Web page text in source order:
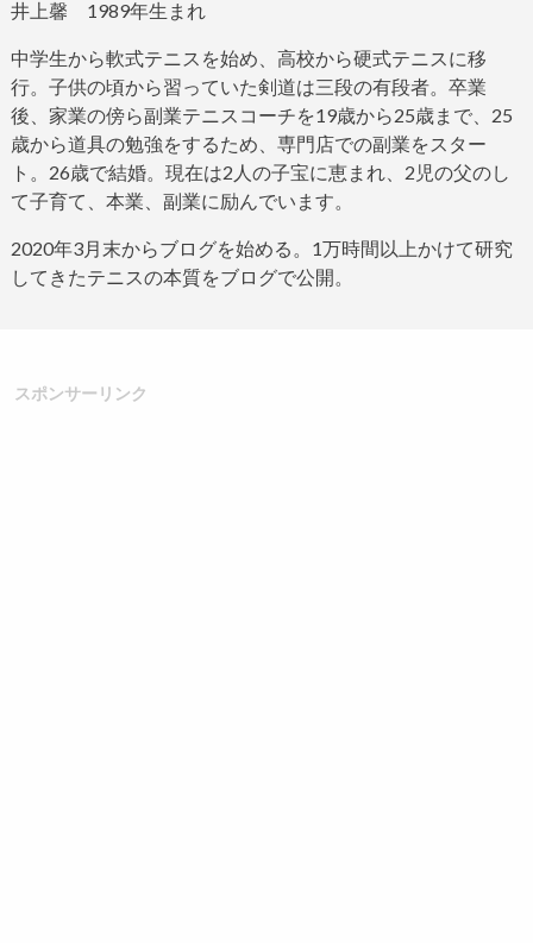
井上馨 1989年生まれ
中学生から軟式テニスを始め、高校から硬式テニスに移
行。子供の頃から習っていた剣道は三段の有段者。 卒業
後、家業の傍ら副業テニスコーチを19歳から25歳まで、 25
歳から道具の勉強をするため、専門店での副業をスター
ト。 26歳で結婚。現在は2 人の子宝に恵まれ、 2 児の父のし
て子育て、本業、副業に励んでいます。
2020年3月末からブログを始める。 1万時間以上かけて研究
してきたテニスの本質をブログで公開。
スポンサーリンク